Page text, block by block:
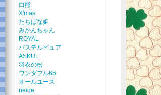
白熊
X'mas
たちばな姫
みかんちゃん
ROYAL
パステルピュア
ASKUL
羽衣の松
ワンダフル65
オールユース
neige